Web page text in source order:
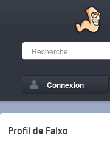
Connexion
Profil de Falxo